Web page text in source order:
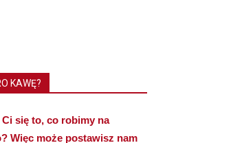
KAWĘ?
Ci się to, co robimy na
Więc może postawisz nam